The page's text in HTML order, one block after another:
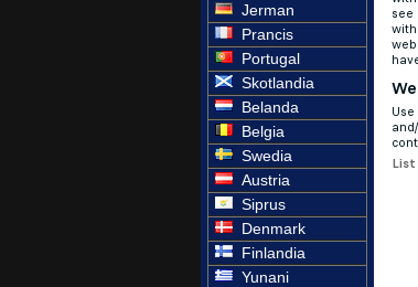
Jerman
Prancis
Portugal
Skotlandia
Belanda
Belgia
Swedia
Austria
Siprus
Denmark
Finlandia
Yunani